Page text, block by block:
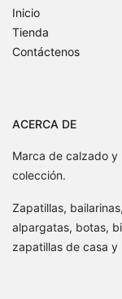
Inicio
Tienda
Contáctenos
ACERCA DE
Marca de calzado
colección.
Zapatillas,
alpargatas, botas,
zapatillas de casa